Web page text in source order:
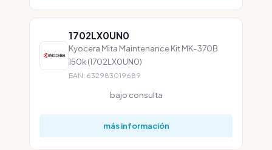
1702LX0UN0
Kyocera Mita Maintenance Kit MK-370B
150k (1702LX0UN0)
EAN: 632983019689
bajo consulta
más información